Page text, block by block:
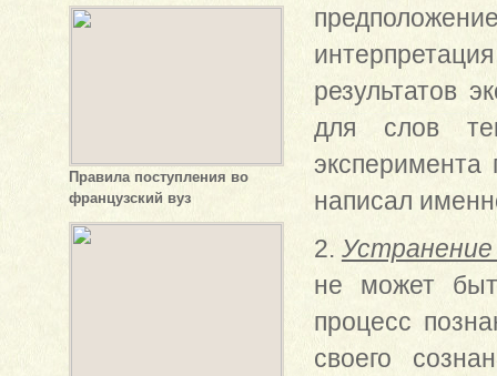
Правила поступления во
французский вуз
результатов
для слов
написал
2.
не может
процесс
своего